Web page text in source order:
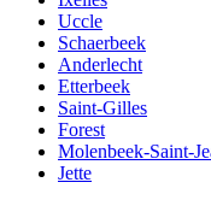
Uccle
Schaerbeek
Anderlecht
Etterbeek
Saint-Gilles
Forest
Molenbeek-Saint-
Jette